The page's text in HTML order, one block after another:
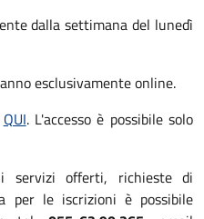
dalla settimana del lunedì
esclusivamente online.
QUI. L'accesso è possibile solo
servizi offerti, richieste di
per le iscrizioni è possibile